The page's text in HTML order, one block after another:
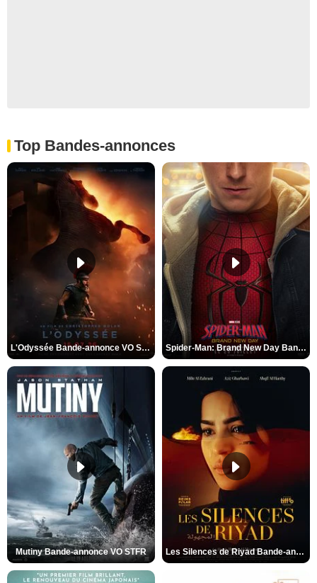
Top Bandes-annonces
L'Odyssée Bande-annonce VO STFR Spider-Man: Brand New Day Bande-annonce VO STFR
Mutiny Bande-annonce VO STFR Les Silences de Riyad Bande-annonce VO STFR